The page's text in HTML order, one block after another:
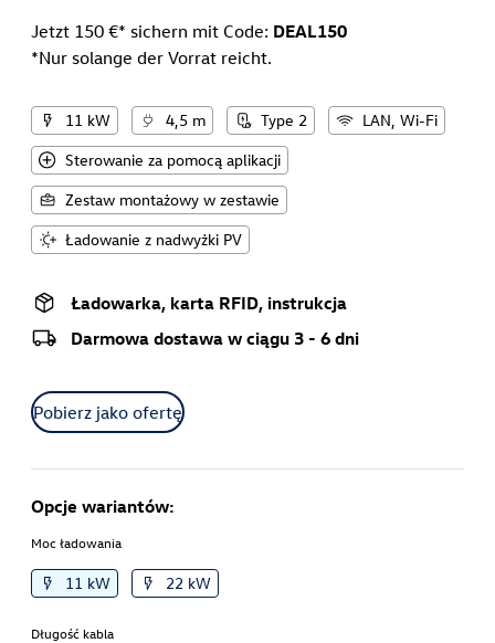
Jetzt 150 €* sichern mit Code: DEAL150
*Nur solange der Vorrat reicht.
11 kW 4,5 m Type 2
LAN, Wi-Fi
Sterowanie za pomocą aplikacji
Zestaw montażowy w zestawie
Ładowanie z nadwyżki PV
Ładowarka, karta RFID, instrukcja
Darmowa dostawa w ciągu 3 - 6 dni
Pobierz jako ofertę
Opcje wariantów:
Moc ładowania
11 kW 22 kW
Długość kabla